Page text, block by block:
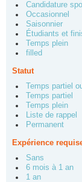
Candidature
Occasionnel
Saisonnier
Étudiants et
Temps plein
filled
Statut
Temps partiel
Temps partiel
Temps plein
Liste de rappel
Permanent
Expérience
Sans
6 mois à 1 an
1 an